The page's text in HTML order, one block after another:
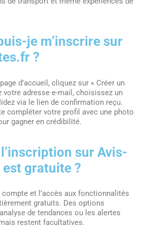
je m’inscrire sur
?
d’accueil, cliquez sur « Créer un
votre adresse e-mail, choisissez un
via le lien de confirmation reçu.
compléter votre profil avec une photo
gagner en crédibilité.
sur Avis-
gratuite ?
compte et l’accès aux fonctionnalités
gratuits. Des options
de tendances ou les alertes
restent facultatives.